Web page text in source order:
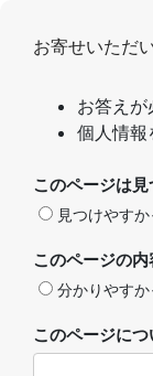
お寄せいただ
お答え
個人情報
このページは
見つけやす
このページの
分かりやすか
このページに